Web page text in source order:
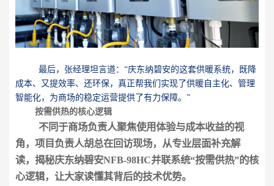
最后，张经理坦言道：“庆东纳碧安的这套供暖系统，既降
成本、又提效率、还环保，真正帮我们实现了供暖自主化、管理
智能化，为商场的稳定运营提供了有力保障。”
按需供热的核心逻辑
不同于商场负责人聚焦使用体验与成本收益的视
角，项目负责人胡总在回访现场，从专业层面补充解
读，揭秘庆东纳碧安NFB-98HC并联系统“按需供热”的核
心逻辑，让大家读懂其背后的技术优势。